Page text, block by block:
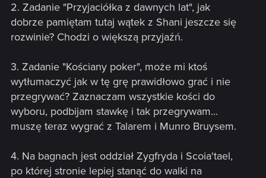
2. Zadanie "Przyjaciółka z dawnych lat", jak
dobrze pamiętam tutaj wątek z Shani jeszcze się
rozwinie? Chodzi o większą przyjaźń.
3. Zadanie "Kościany poker", może mi ktoś
wytłumaczyć jak w tę grę prawidłowo grać i nie
przegrywać? Zaznaczam wszystkie kości do
wyboru, podbijam stawkę i tak przegrywam...
muszę teraz wygrać z Talarem i Munro Bruysem.
4. Na bagnach jest oddział Zygfryda i Scoia'tael,
po której stronie lepiej stanąć do walki na